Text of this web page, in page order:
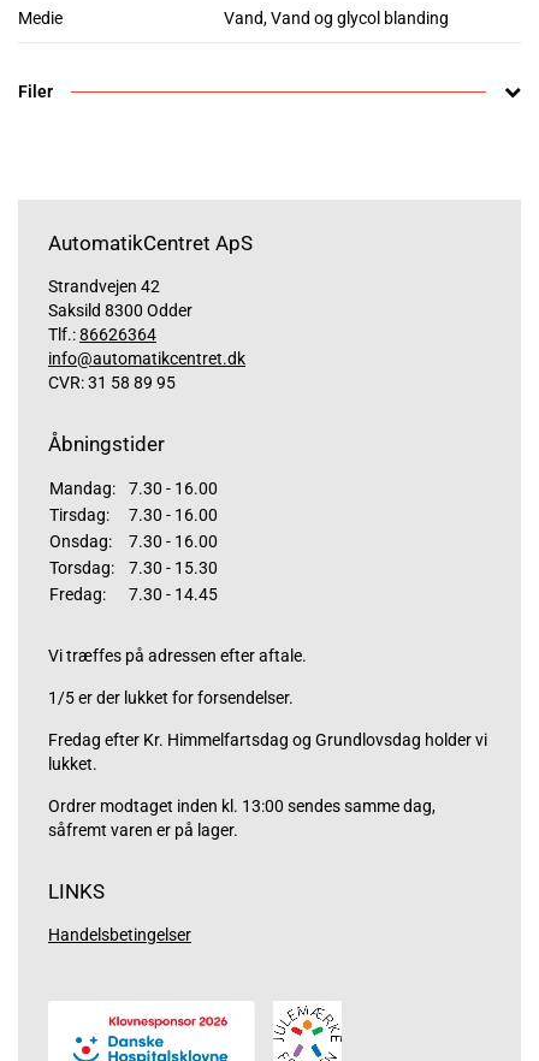
Medie Vand, Vand og glycol blanding
Filer
AutomatikCentret ApS
Strandvejen 42
Saksild 8300 Odder
Tlf.:86626364
info@automatikcentret.dk
CVR: 31 58 89 95
Åbningstider
Mandag:
7.30 - 16.00
Tirsdag:
7.30 - 16.00
Onsdag:
7.30 - 16.00
Torsdag:
7.30 - 15.30
Fredag:
7.30 - 14.45
Vi træffes på adressen efter aftale.
1/5 er der lukket for forsendelser.
Fredag efter Kr. Himmelfartsdag og Grundlovsdag holder vi
lukket.
Ordrer modtaget inden kl. 13:00 sendes samme dag,
såfremt varen er på lager.
LINKS
Handelsbetingelser